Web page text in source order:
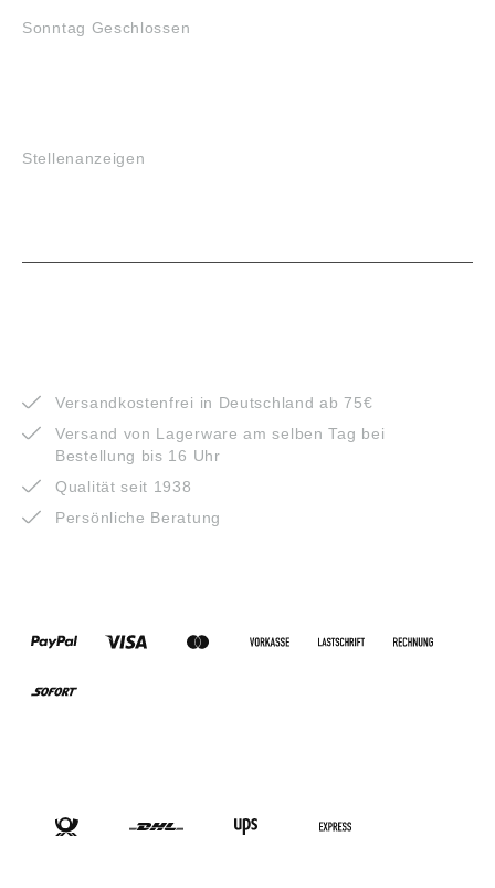
Sonntag Geschlossen
Stellenanzeigen
Versandkostenfrei in Deutschland ab 75€
Versand von Lagerware am selben Tag bei
Bestellung bis 16 Uhr
Qualität seit 1938
Persönliche Beratung